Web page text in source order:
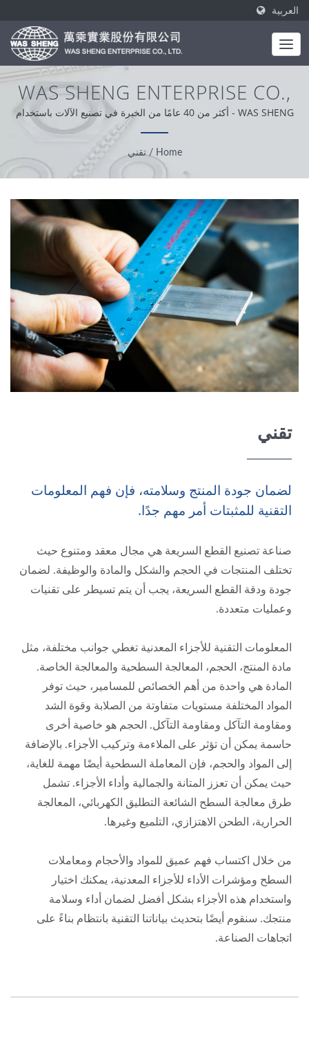
العربية
WAS SHENG ENTERPRISE CO.,
LTD.
WAS SHENG - أكثر من 40 عامًا من الخبرة في تصنيع الآلات باستخدام
الحاسب الآلي، والتختيم والتزوير البارد.
Home
/ تقني
تقني
لضمان جودة المنتج وسلامته، فإن فهم المعلومات
التقنية للمثبتات أمر مهم جدًا.
صناعة تصنيع القطع السريعة هي مجال معقد ومتنوع حيث
تختلف المنتجات في الحجم والشكل والمادة والوظيفة. لضمان
جودة ودقة القطع السريعة، يجب أن يتم تسيطر على تقنيات
وعمليات متعددة.
المعلومات التقنية للأجزاء المعدنية تغطي جوانب مختلفة، مثل
مادة المنتج، الحجم، المعالجة السطحية والمعالجة الخاصة.
المادة هي واحدة من أهم الخصائص للمسامير، حيث توفر
المواد المختلفة مستويات متفاوتة من الصلابة وقوة الشد
ومقاومة التآكل ومقاومة التآكل. الحجم هو خاصية أخرى
حاسمة يمكن أن تؤثر على الملاءمة وتركيب الأجزاء. بالإضافة
إلى المواد والحجم، فإن المعاملة السطحية أيضًا مهمة للغاية،
حيث يمكن أن تعزز المتانة والجمالية وأداء الأجزاء. تشمل
طرق معالجة السطح الشائعة التطليق الكهربائي، المعالجة
الحرارية، الطحن الاهتزازي، التلميع وغيرها.
من خلال اكتساب فهم عميق للمواد والأحجام ومعاملات
السطح ومؤشرات الأداء للأجزاء المعدنية، يمكنك اختيار
واستخدام هذه الأجزاء بشكل أفضل لضمان أداء وسلامة
منتجك. سنقوم أيضًا بتحديث بياناتنا التقنية بانتظام بناءً على
اتجاهات الصناعة.